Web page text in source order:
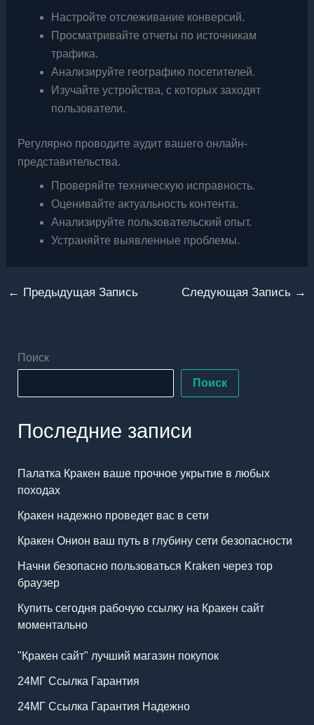
Настройте отслеживание конверсий.
Просматривайте отчеты по источникам
трафика.
Анализируйте географию посетителей.
Изучайте устройства, с которых заходят
пользователи.
Регулярно проводите аудит вашего онлайн-
представительства.
Проверяйте техническую исправность.
Оценивайте актуальность контента.
Анализируйте пользовательский опыт.
Устраняйте выявленные проблемы.
← Предыдущая Запись Следующая Запись →
Поиск
Поиск
Последние записи
Палатка Кракен ваше прочное укрытие в любых
походах
Кракен надежно проведет вас в сети
Кракен Онион ваш путь в глубину сети безопасности
Начни безопасно пользоваться Kraken через тор
браузер
Купить сегодня рабочую ссылку на Кракен сайт
моментально
"Кракен сайт" лучший магазин покупок
24МГ Ссылка Гарантия
24МГ Ссылка Гарантия Надежно